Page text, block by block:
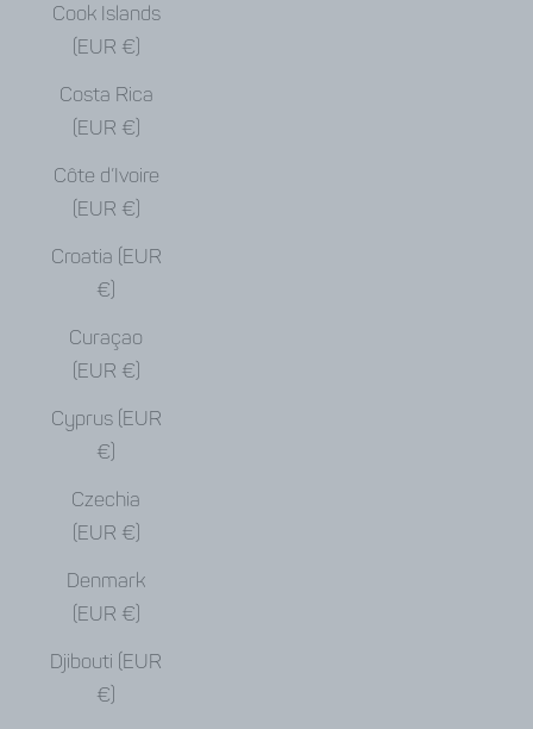
Cook Islands
(EUR €)
Costa Rica
(EUR €)
Côte d’Ivoire
(EUR €)
Croatia (EUR
€)
Curaçao
(EUR €)
Cyprus (EUR
€)
Czechia
(EUR €)
Denmark
(EUR €)
Djibouti (EUR
€)